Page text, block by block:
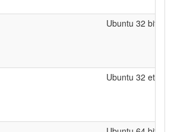
Ubuntu 32 bits et
Ubuntu 32 et 64